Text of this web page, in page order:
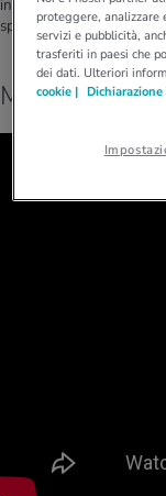
integrata nella vita
spostamenti.
Mantieniti in
proteggere, analizzare
servizi e pubblicità,
trasferiti in paesi che
dei dati. Ulteriori
cookie |